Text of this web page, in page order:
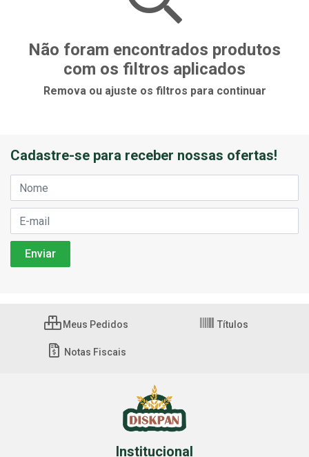
Não foram encontrados produtos
com os filtros aplicados
Remova ou ajuste os filtros para continuar
Cadastre-se para receber nossas ofertas!
Meus Pedidos Títulos
Notas Fiscais
Institucional